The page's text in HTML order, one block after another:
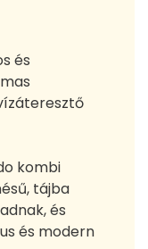
és
kombi
tájba
és
és modern